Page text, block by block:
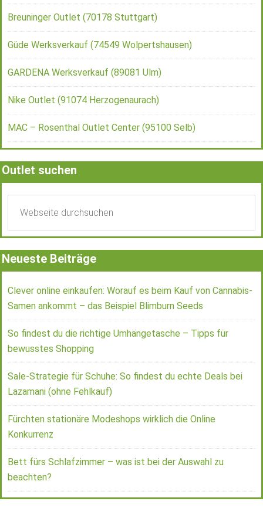
Breuninger Outlet (70178 Stuttgart)
Güde Werksverkauf (74549 Wolpertshausen)
GARDENA Werksverkauf (89081 Ulm)
Nike Outlet (91074 Herzogenaurach)
MAC – Rosenthal Outlet Center (95100 Selb)
Outlet suchen
Neueste Beiträge
Clever online einkaufen: Worauf es beim Kauf von Cannabis-
Samen ankommt – das Beispiel Blimburn Seeds
So findest du die richtige Umhängetasche – Tipps für
bewusstes Shopping
Sale-Strategie für Schuhe: So findest du echte Deals bei
Lazamani (ohne Fehlkauf)
Fürchten stationäre Modeshops wirklich die Online
Konkurrenz
Bett fürs Schlafzimmer – was ist bei der Auswahl zu
beachten?